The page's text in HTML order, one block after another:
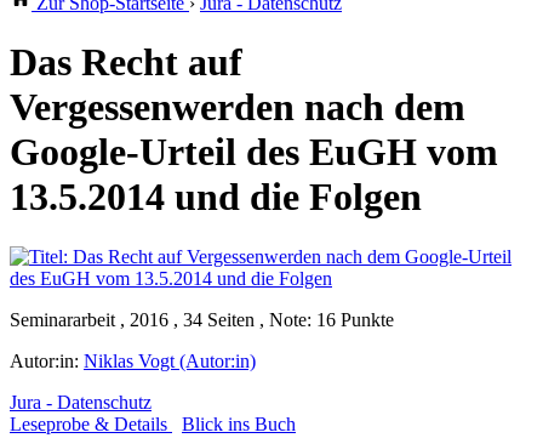
Das Recht auf
Vergessenwerden nach dem
Google-Urteil des EuGH vom
13.5.2014 und die Folgen
Seminararbeit , 2016 , 34 Seiten , Note: 16 Punkte
Autor:in: Niklas Vogt (Autor:in)
Jura - Datenschutz
Leseprobe & Details
Blick ins Buch